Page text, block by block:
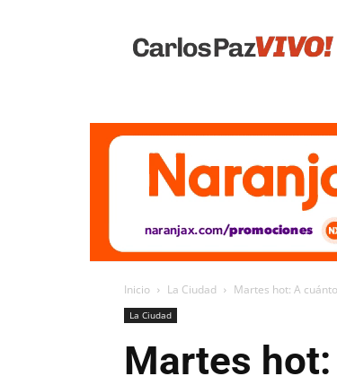
Vivo
Inicio La Ciudad Martes hot: A
La Ciudad
Martes